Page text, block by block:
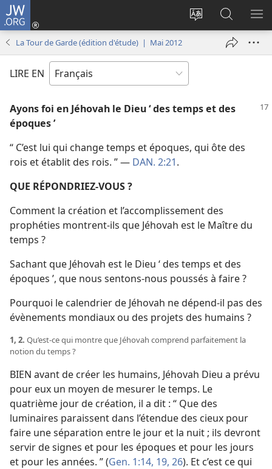
JW.ORG
Changer
langue
Se
connecter
nouvelle
sur
JW.ORG
La Tour de Garde (édition d'étude) | Mai 2012
LIRE EN
Ayons foi en Jéhovah le Dieu ‘ des temps et des
époques ’
“ C’est lui qui change temps et époques, qui ôte des
rois et établit des rois. ” — DAN. 2:21.
QUE RÉPONDRIEZ-​VOUS ?
Comment la création et l’accomplissement des
prophéties montrent-​ils que Jéhovah est le Maître du
temps ?
Sachant que Jéhovah est le Dieu ‘ des temps et des
époques ’, que nous sentons-​nous poussés à faire ?
Pourquoi le calendrier de Jéhovah ne dépend-​il pas des
évènements mondiaux ou des projets des humains ?
1, 2. Qu’est-​ce qui montre que Jéhovah comprend parfaitement la
notion du temps ?
BIEN avant de créer les humains, Jéhovah Dieu a prévu
pour eux un moyen de mesurer le temps. Le
quatrième jour de création, il a dit : “ Que des
luminaires paraissent dans l’étendue des cieux pour
faire une séparation entre le jour et la nuit ; ils devront
servir de signes et pour les époques et pour les jours
et pour les années. ” (Gen. 1:14, 19, 26). Et c’est ce qui